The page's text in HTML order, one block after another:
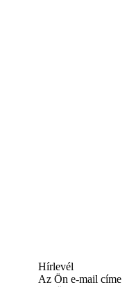
Hírlevél
Az Ön e-mail címe